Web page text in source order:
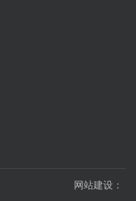
网站建设：